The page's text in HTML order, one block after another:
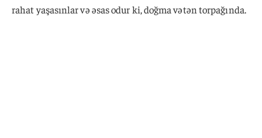
rahat yaşasınlar və əsas odur ki, doğma vətən torpağında.